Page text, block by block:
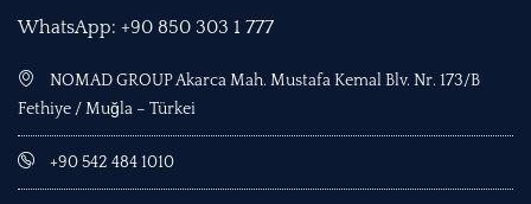
WhatsApp: +90 850 303 1 777
NOMAD GROUP Akarca Mah. Mustafa Kemal Blv. Nr. 173/B
Fethiye / Muğla – Türkei
+90 542 484 1010